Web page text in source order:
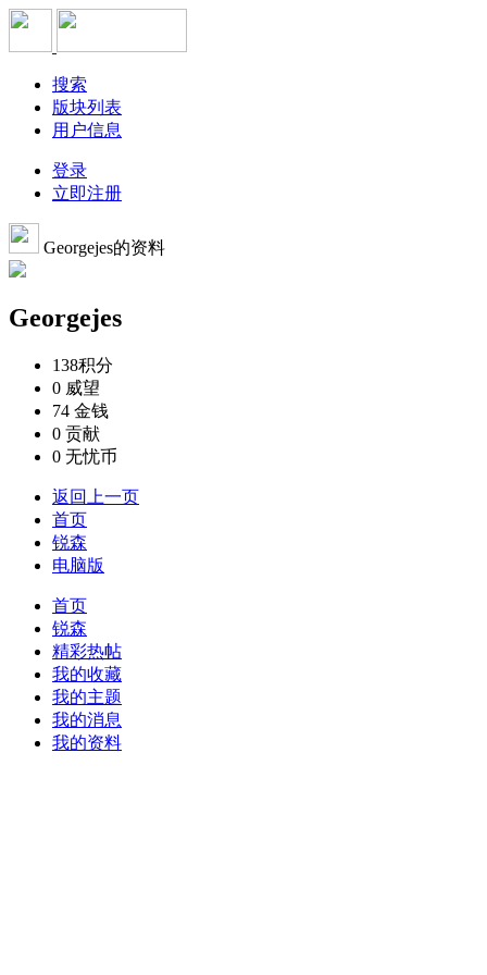
搜索
版块列表
用户信息
登录
立即注册
Georgejes的资料
Georgejes
138积分
0 威望
74 金钱
0 贡献
0 无忧币
返回上一页
首页
锐森
电脑版
首页
锐森
精彩热帖
我的收藏
我的主题
我的消息
我的资料